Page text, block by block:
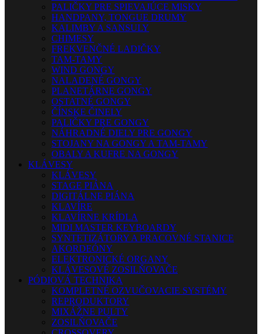
PALIČKY PRE SPIEVAJÚCE MISKY
HANDPANY, TONGUE DRUMY
KALIMBY A SANSULY
CHIMESY
FREKVENČNÉ LADIČKY
TAM-TAMY
WIND GONGY
NALADENÉ GONGY
PLANETÁRNE GONGY
OSTATNÉ GONGY
ČÍNSKE ČINELY
PALIČKY PRE GONGY
NÁHRADNÉ DIELY PRE GONGY
STOJANY NA GONGY A TAM-TAMY
OBALY A KUFRE NA GONGY
KLÁVESY
KLÁVESY
STAGE PIÁNA
DIGITÁLNE PIÁNA
KLAVÍRE
KLAVÍRNE KRÍDLA
MIDI MASTER KEYBOARDY
SYNTETIZÁTORY A PRACOVNÉ STANICE
AKORDEÓNY
ELEKTRONICKÉ ORGANY
KLÁVESOVÉ ZOSILŇOVAČE
PÓDIOVÁ TECHNIKA
KOMPLETNÉ OZVUČOVACIE SYSTÉMY
REPRODUKTORY
MIXÁŽNE PULTY
ZOSILŇOVAČE